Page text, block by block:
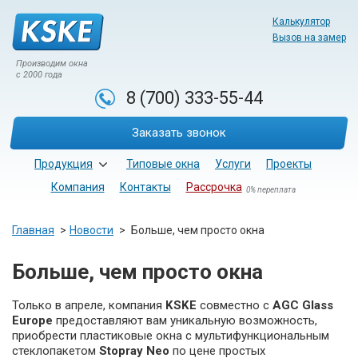
Производим окна
с 2000 года
Калькулятор
Вызов на замер
8 (700) 333-55-44
Заказать звонок
Продукция Типовые окна Услуги
Проекты
Компания
Контакты Рассрочка 0% переплата
Главная Новости Больше, чем просто окна
Больше, чем просто окна
Только в апреле, компания KSKE совместно с AGC Glass
Europe предоставляют вам уникальную возможность,
приобрести пластиковые окна с мультифункциональным
стеклопакетом Stopray Neo по цене простых